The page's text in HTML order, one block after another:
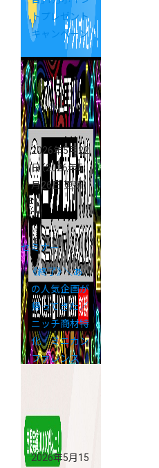
トプレゼント
キャンペーン
2026年5月22
日 （2026年5
月26日 更新）
セミナー
《終了》＼あ
の人気企画が
帰ってきた／
ニッチ商材特
化｜ミニカン
ファレンス
2026年5月15